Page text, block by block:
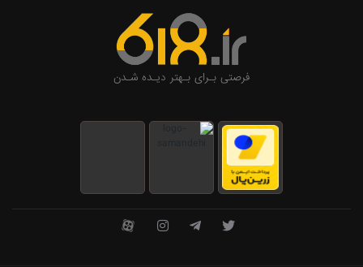
فرصتی بـرای بـهتر دیـده شـدن